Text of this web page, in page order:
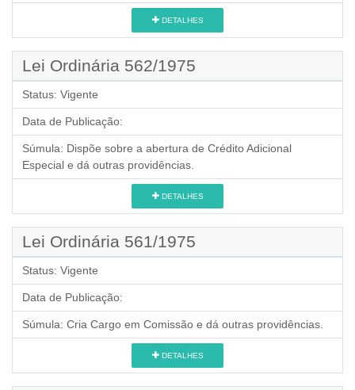
DETALHES
Lei Ordinária 562/1975
Status: Vigente
Data de Publicação:
Súmula: Dispõe sobre a abertura de Crédito Adicional
Especial e dá outras providências.
DETALHES
Lei Ordinária 561/1975
Status: Vigente
Data de Publicação:
Súmula: Cria Cargo em Comissão e dá outras providências.
DETALHES